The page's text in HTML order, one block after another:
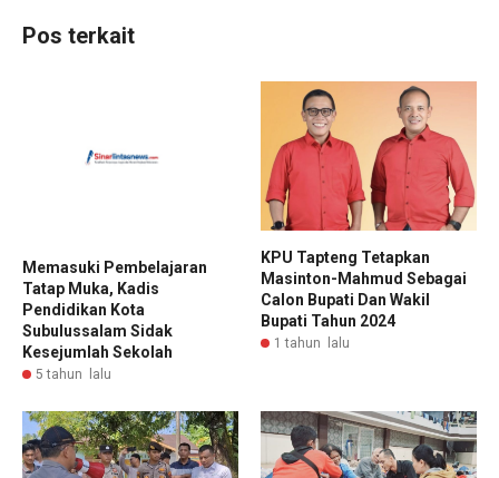
Pos terkait
Memasuki Pembelajaran
Tatap Muka, Kadis
Pendidikan Kota
Subulussalam Sidak
Kesejumlah Sekolah
5 tahun lalu
KPU Tapteng Tetapkan
Masinton-Mahmud Sebagai
Calon Bupati Dan Wakil
Bupati Tahun 2024
1 tahun lalu